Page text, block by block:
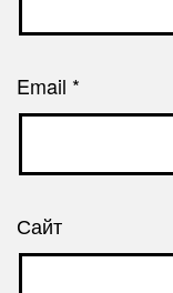
Email *
Сайт